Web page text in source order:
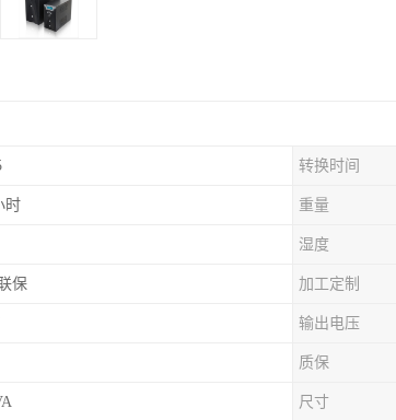
转换时间
时 重量
湿度
保 加工定制
输出电压
质保
尺寸